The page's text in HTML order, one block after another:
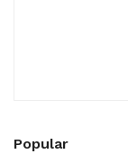
Popular